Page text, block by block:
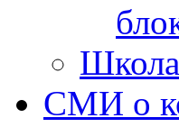
Школа
СМИ о